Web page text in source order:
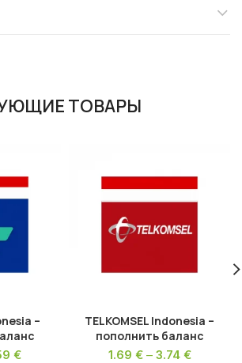
ТОВАРЫ
–
€
TELKOMSEL Indonesia –
пополнить баланс
1.69 €– 3.74 €